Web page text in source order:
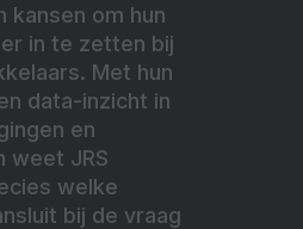
kansen om hun
in te zetten bij
Met hun
data-inzicht in
en
weet JRS
welke
bij de vraag